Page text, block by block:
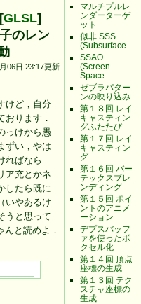
マルチプルレ
ンダーターゲ
ット
似非 SSS
(Subsurface..
SSAO
(Screen
Space..
ゼブラパター
ンの映り込み
第１８回 レイ
キャスティン
グふたたび
第１７回 レイ
キャスティン
グ
第１６回 バー
テックスブレ
ンディング
第１５回 ポイ
ントのアニメ
ーション
デプスバッフ
ァを使ったボ
クセル化
第１４回 頂点
座標の生成
第１３回 テク
スチャ座標の
生成
GLSL]
のレン
06日 23:17更新
けど，自分
おります．
っけから愚
ずい，やは
ればなら
ア充とかネ
したら既に
いやあるけ
うと思って
と読めよ．